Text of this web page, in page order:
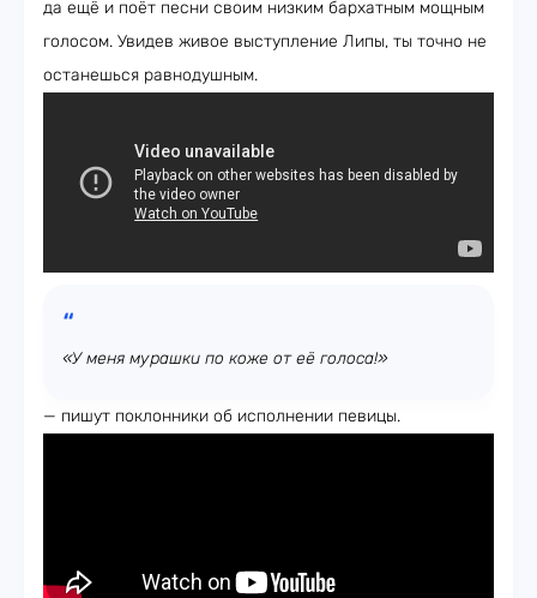
да ещё и поёт песни своим низким бархатным мощным
голосом. Увидев живое выступление Липы, ты точно не
останешься равнодушным.
«У меня мурашки по коже от её голоса!»
— пишут поклонники об исполнении певицы.